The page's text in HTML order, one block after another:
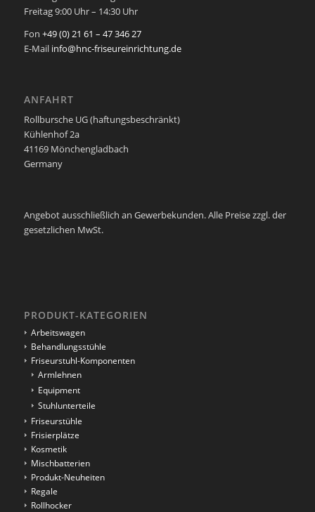
Freitag 9:00 Uhr – 14:30 Uhr
Fon +49 (0) 21 61 – 47 346 27
E-Mail info@hnc-friseureinrichtung.de
ANFAHRT
Rollbursche UG (haftungsbeschränkt)
Kühlenhof 2a
41169 Mönchengladbach
Germany
Angebot ausschließlich an Gewerbekunden. Alle Preise zzgl. der
gesetzlichen MwSt.
PRODUKT-KATEGORIEN
Arbeitswagen
Behandlungsstühle
Friseurstuhl-Komponenten
Armlehnen
Equipment
Stuhlunterteile
Friseurstühle
Frisierplätze
Kosmetik
Mischbatterien
Produkt-Neuheiten
Regale
Rollhocker